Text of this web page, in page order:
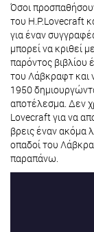
Όσοι
του H.P.Lovecraft
για έναν
μπορεί να κριθεί
παρόντος βιβλίου
του Λάβκραφτ και
1950
αποτέλεσμα. Δεν
Lovecraft για να
βρεις έναν ακόμα
οπαδοί του
παραπάνω.